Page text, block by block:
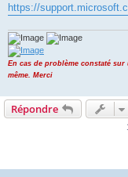
g
e
https://
En cas de problème constaté
même. Merci
Répondre